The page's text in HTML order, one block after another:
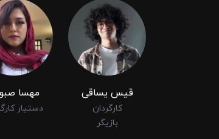
قیس یساقی
کارگردان
بازیگر
مهسا
دستیار